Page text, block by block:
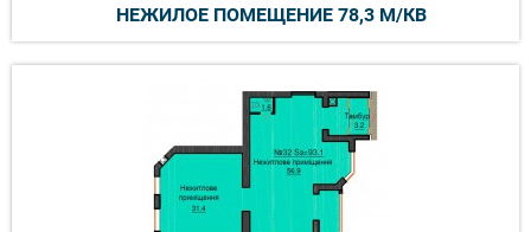
НЕЖИЛОЕ ПОМЕЩЕНИЕ 78,3 М/КВ